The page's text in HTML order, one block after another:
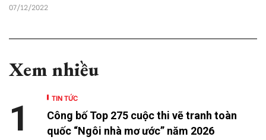
07/12/2022
Xem nhiều
TIN TỨC
Công bố Top 275 cuộc thi vẽ tranh toàn
quốc “Ngôi nhà mơ ước” năm 2026
1